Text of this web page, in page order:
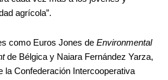
agrícola”.
como Euros Jones de Environmental
de Bélgica y Naiara Fernández Yarza,
la Confederación Intercooperativa